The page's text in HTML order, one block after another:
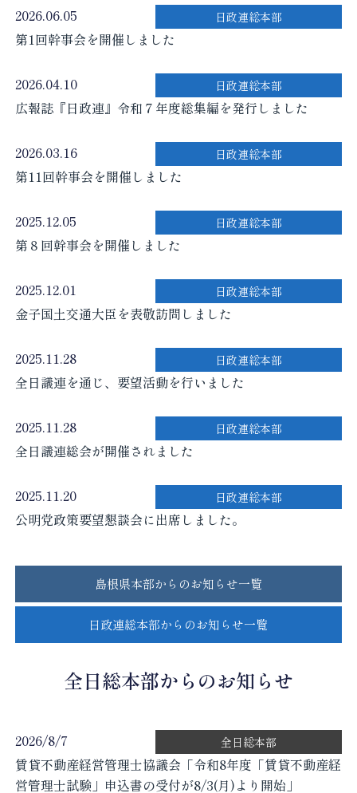
2026.06.05 日政連総本部
第1回幹事会を開催しました
2026.04.10 日政連総本部
広報誌『日政連』令和７年度総集編を発行しました
2026.03.16 日政連総本部
第11回幹事会を開催しました
2025.12.05 日政連総本部
第８回幹事会を開催しました
2025.12.01 日政連総本部
金子国土交通大臣を表敬訪問しました
2025.11.28 日政連総本部
全日議連を通じ、要望活動を行いました
2025.11.28 日政連総本部
全日議連総会が開催されました
2025.11.20 日政連総本部
公明党政策要望懇談会に出席しました。
島根県本部からのお知らせ一覧
日政連総本部からのお知らせ一覧
全日総本部からのお知らせ
2026/8/7 全日総本部
賃貸不動産経営管理士協議会「令和8年度「賃貸不動産経
営管理士試験」申込書の受付が8/3(月)より開始」